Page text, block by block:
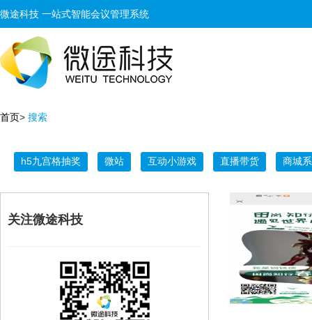
微途科技 一站式智能会议管理系统
首页> 搜索
h5九宫格抽奖 微站 互动小游戏 直播带货 商城
关注微途科技